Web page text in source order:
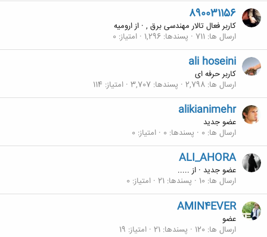
890031156
کاربر فعال تالار مهندسی برق , · ازارومیه
ارسال ها 711 پسندها 1,296 امتیاز 0
ali hoseini
کاربر حرفه ای
ارسال ها 2,798 پسندها 3,707 امتیاز 114
alikianimehr
عضو جدید
ارسال ها 0 پسندها 0 امتیاز 0
ALI_AHORA
عضو جدید · از .....
ارسال ها 10 پسندها 21 امتیاز 0
AMIN4EVER
عضو
ارسال ها 120 پسندها 21 امتیاز 19